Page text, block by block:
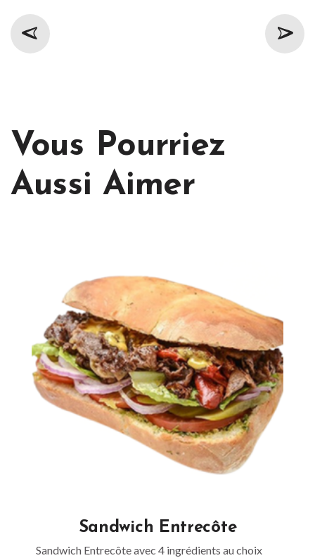
Vous Pourriez
Aussi Aimer
Sandwich Entrecôte
Sandwich Entrecôte avec 4 ingrédients au choix